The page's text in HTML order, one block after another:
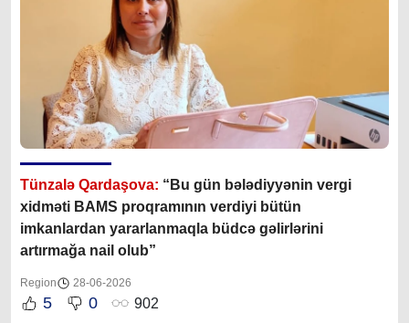
Tünzalə Qardaşova: “Bu gün bələdiyyənin vergi
xidməti BAMS proqramının verdiyi bütün
imkanlardan yararlanmaqla büdcə gəlirlərini
artırmağa nail olub”
Region 28-06-2026
5 0 902